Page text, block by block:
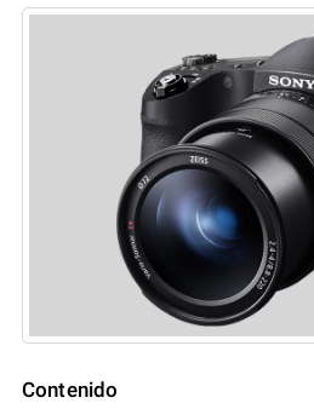
Contenido